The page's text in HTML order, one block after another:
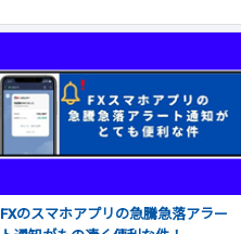
FXのスマホアプリの急騰急落アラー